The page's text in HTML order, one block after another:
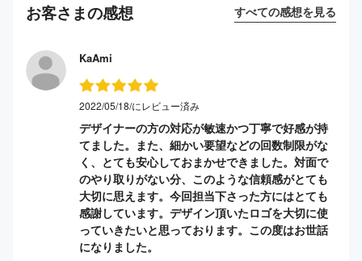
お客さまの感想 すべての感想を見る
KaAmi
2022/05/18/にレビュー済み
デザイナーの方の対応が敏速かつ丁寧で好感が持
てました。また、細かい要望などの回数制限がな
く、とても安心しておまかせできました。対面で
のやり取りがない分、このような信頼感がとても
大切に思えます。今回担当下さった方にはとても
感謝しています。デザイン頂いたロゴを大切に使
っていきたいと思っております。この度はお世話
になりました。